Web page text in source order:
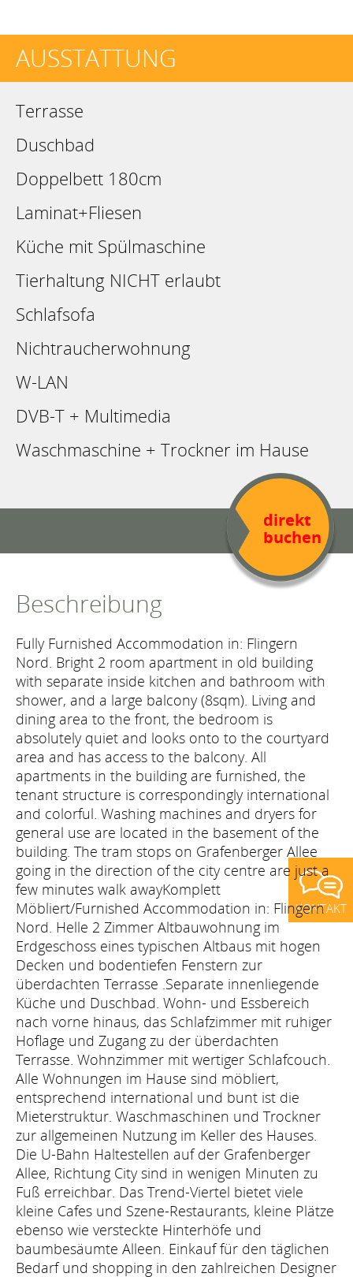
AUSSTATTUNG
Terrasse
Duschbad
Doppelbett 180cm
Laminat+Fliesen
Küche mit Spülmaschine
Tierhaltung NICHT erlaubt
Schlafsofa
Nichtraucherwohnung
W-LAN
DVB-T + Multimedia
Waschmaschine + Trockner im Hause
direkt
buchen
Beschreibung
Fully Furnished Accommodation in: Flingern
Nord. Bright 2 room apartment in old building
with separate inside kitchen and bathroom with
shower, and a large balcony (8sqm). Living and
dining area to the front, the bedroom is
absolutely quiet and looks onto to the courtyard
area and has access to the balcony. All
apartments in the building are furnished, the
tenant structure is correspondingly international
and colorful. Washing machines and dryers for
general use are located in the basement of the
building. The tram stops on Grafenberger Allee
going in the direction of the city centre are just a
few minutes walk awayKomplett
Möbliert/Furnished Accommodation in: Flingern
Nord. Helle 2 Zimmer Altbauwohnung im
Erdgeschoss eines typischen Altbaus mit hogen
Decken und bodentiefen Fenstern zur
überdachten Terrasse .Separate innenliegende
Küche und Duschbad. Wohn- und Essbereich
nach vorne hinaus, das Schlafzimmer mit ruhiger
Hoflage und Zugang zu der überdachten
Terrasse. Wohnzimmer mit wertiger Schlafcouch.
Alle Wohnungen im Hause sind möbliert,
entsprechend international und bunt ist die
Mieterstruktur. Waschmaschinen und Trockner
zur allgemeinen Nutzung im Keller des Hauses.
Die U-Bahn Haltestellen auf der Grafenberger
Allee, Richtung City sind in wenigen Minuten zu
Fuß erreichbar. Das Trend-Viertel bietet viele
kleine Cafes und Szene-Restaurants, kleine Plätze
ebenso wie versteckte Hinterhöfe und
baumbesäumte Alleen. Einkauf für den täglichen
Bedarf und shopping in den zahlreichen Designer
KONTAKT